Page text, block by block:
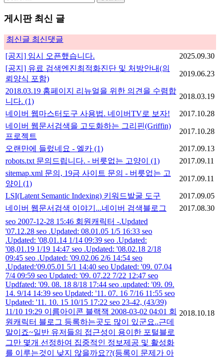
게시판 최신 글
최신글 최신댓글
[공지] 임시 오픈했습니다.
2025.09.30
[공지] 유료 검색엔진최적화진단 및 처방안내(의
뢰양식 포함)
2019.06.23
2018.03.19 홈페이지 리뉴얼을 위한 의견을 수렴합
니다. (1)
2018.03.19
네이버 웹마스터도구 사용법. 네이버TV로 보자!
2017.10.28
네이버 웹문서검색을 고도화하는 그리핀(Griffin)
프로젝트
2017.10.28
오랜만에 들렀네요 - 엘카 (1)
2017.09.13
robots.txt 문의드립니다. - 버릇없는 고양이 (1)
2017.09.11
sitemap.xml 문의, 19금 사이트 문의 - 버릇없는 고
양이 (1)
2017.09.11
LSI(Latent Semantic Indexing) 키워드발굴 도구
2017.09.05
네이버 웹문서검색 이야기...네이버 검색블로그
2017.08.30
seo 2007-12-28 15:46 회원캐릭터 -.Updated
'07.12.28 seo .Updated: 08.01.05 1/5 16:33 seo
.Updated: '08,01.14 1/14 09:39 seo .Updated:
'08,01.19 1/19 14:47 seo .Updated: '08.02.18 2/18
09:45 seo .Updated: '09.02.06 2/6 14:54 seo
.Updated:'09.05.01 5/1 14:40 seo Updated: '09. 07.04
7/4 09:59 seo Updated: '09. 07.22 7/22 12:47 seo
Updfated: '09. 08. 18 8/18 17:44 seo .updated: '09. 09.
14. 9/14 14:39 seo Updated: '11. 07. 16 7/16 11:55 seo
Updated: '11. 10. 15 10/15 17:22 seo 23-42, (43/39)
11/10 19:29 이름아이콘 블랙잭 2008-03-02 04:01 회
원캐릭터 블로그 등록하는곳도 많이 있군요..근데
말이죠~일반 유저들의 접근성이 용이한 포털블로
그만 몇개 선정하여 집중적인 정보제공 및 활성화
를 이루는것이 낮지 않을까요??(등록이 문제가 아
2018.10.18